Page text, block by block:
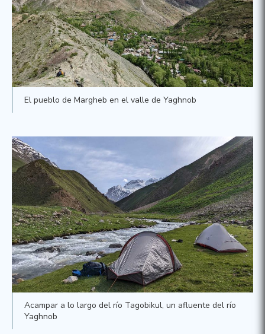
El pueblo de Margheb en el valle de Yaghnob
Acampar a lo largo del río Tagobikul, un afluente del río
Yaghnob